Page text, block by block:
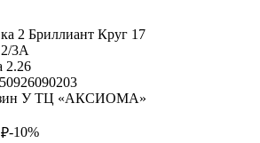
2 Бриллиант Круг 17
3А
2.26
У ТЦ «АКСИОМА»
-10%